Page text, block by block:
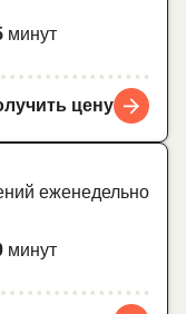
минут
цену
еженедельно
минут